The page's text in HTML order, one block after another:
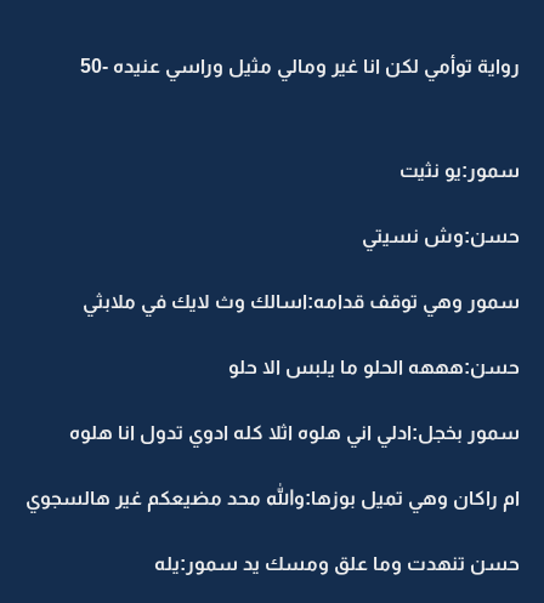
رواية توأمي لكن انا غير ومالي مثيل وراسي عنيده -50
سمور:يو نثيت
حسن:وش نسيتي
سمور وهي توقف قدامه:اسالك وث لايك في ملابثي
حسن:هههه الحلو ما يلبس الا حلو
سمور بخجل:ادلي اني هلوه اثلا كله ادوي تدول انا هلوه
ام راكان وهي تميل بوزها:والله محد مضيعكم غير هالسجوي
حسن تنهدت وما علق ومسك يد سمور:يله